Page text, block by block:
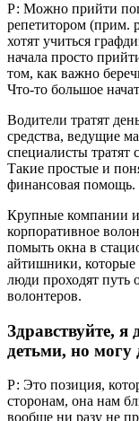
Р: Можно прийти
репетитором (прим.
хотят учиться
начала просто
том, как важно
Что-то большое
Водители тратят
средства, ведущие
специалисты тратят
Такие простые и
финансовая помощь.
Крупные компании
корпоративное
помыть окна в
айтишники, которые
люди проходят путь
волонтеров.
Здравствуйте, я
детьми, но могу
Р: Это позиция,
сторонам, она нам
вообще ни разу не